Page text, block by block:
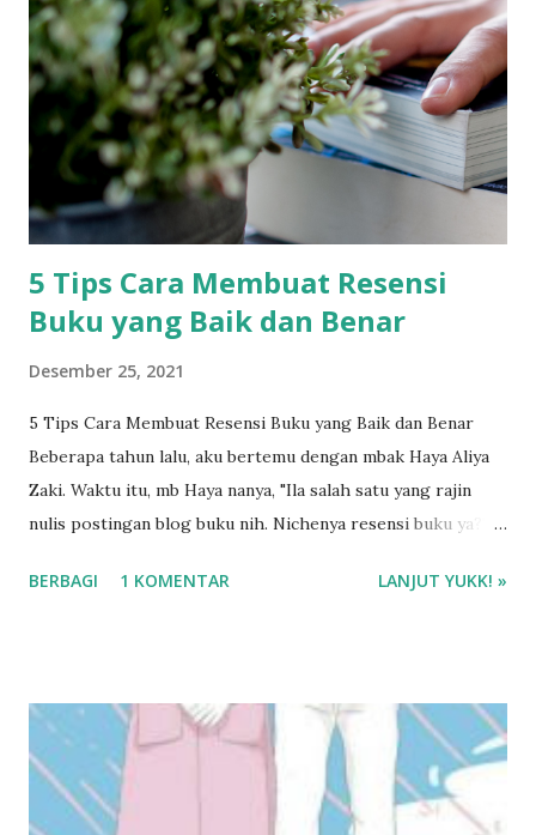
5 Tips Cara Membuat Resensi
Buku yang Baik dan Benar
Desember 25, 2021
5 Tips Cara Membuat Resensi Buku yang Baik dan Benar
Beberapa tahun lalu, aku bertemu dengan mbak Haya Aliya
Zaki. Waktu itu, mb Haya nanya, "Ila salah satu yang rajin
nulis postingan blog buku nih. Nichenya resensi buku ya?"
buku. Baru sekitar 3 tahunan apa ya. Itu tahun 2016, di event
tentang isi buku itu". Sekarang kalau ditanya kenapa aku
menulis resensi buku, aku bakal bilang hal yang sama. Tapi,
akan kutambahkan sebuah kalimat berikutnya. "Aku
meresensi buku karena suka dengan bukunya. Aku mau buku
BERBAGI 1 KOMENTAR LANJUT YUKK! »